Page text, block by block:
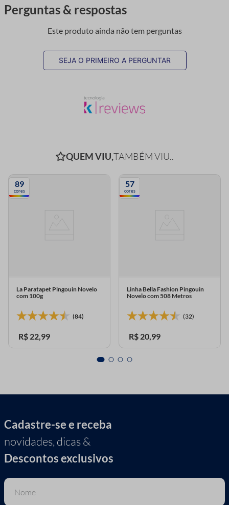
Perguntas & respostas
Este produto ainda não tem perguntas
SEJA O PRIMEIRO A PERGUNTAR
QUEM VIU,TAMBÉM VIU..
89
cores
La Paratapet Pingouin Novelo
com 100g
(84)
R$ 22,99
57
cores
Linha Bella Fashion Pingouin
Novelo com 508 Metros
(32)
R$ 20,99
Cadastre-se e receba
novidades, dicas &
Descontos exclusivos